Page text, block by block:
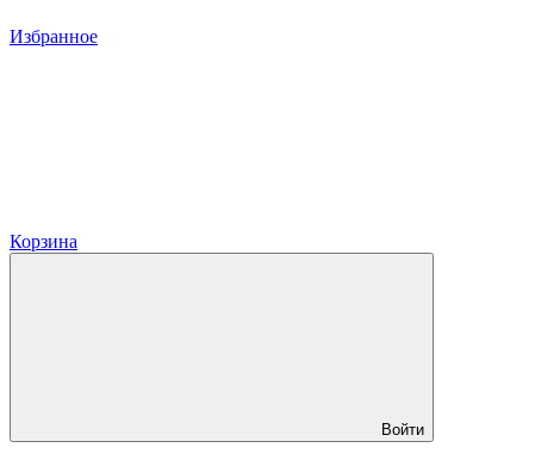
Избранное
Корзина
Войти